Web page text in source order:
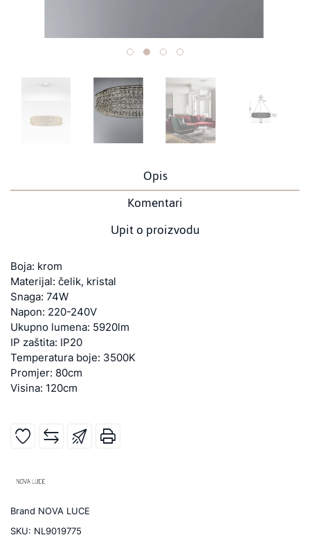
Opis
Komentari
Upit o proizvodu
Boja: krom
Materijal: čelik, kristal
Snaga: 74W
Napon: 220-240V
Ukupno lumena: 5920lm
IP zaštita: IP20
Temperatura boje: 3500K
Promjer: 80cm
Visina: 120cm
Brand NOVA LUCE
SKU: NL9019775